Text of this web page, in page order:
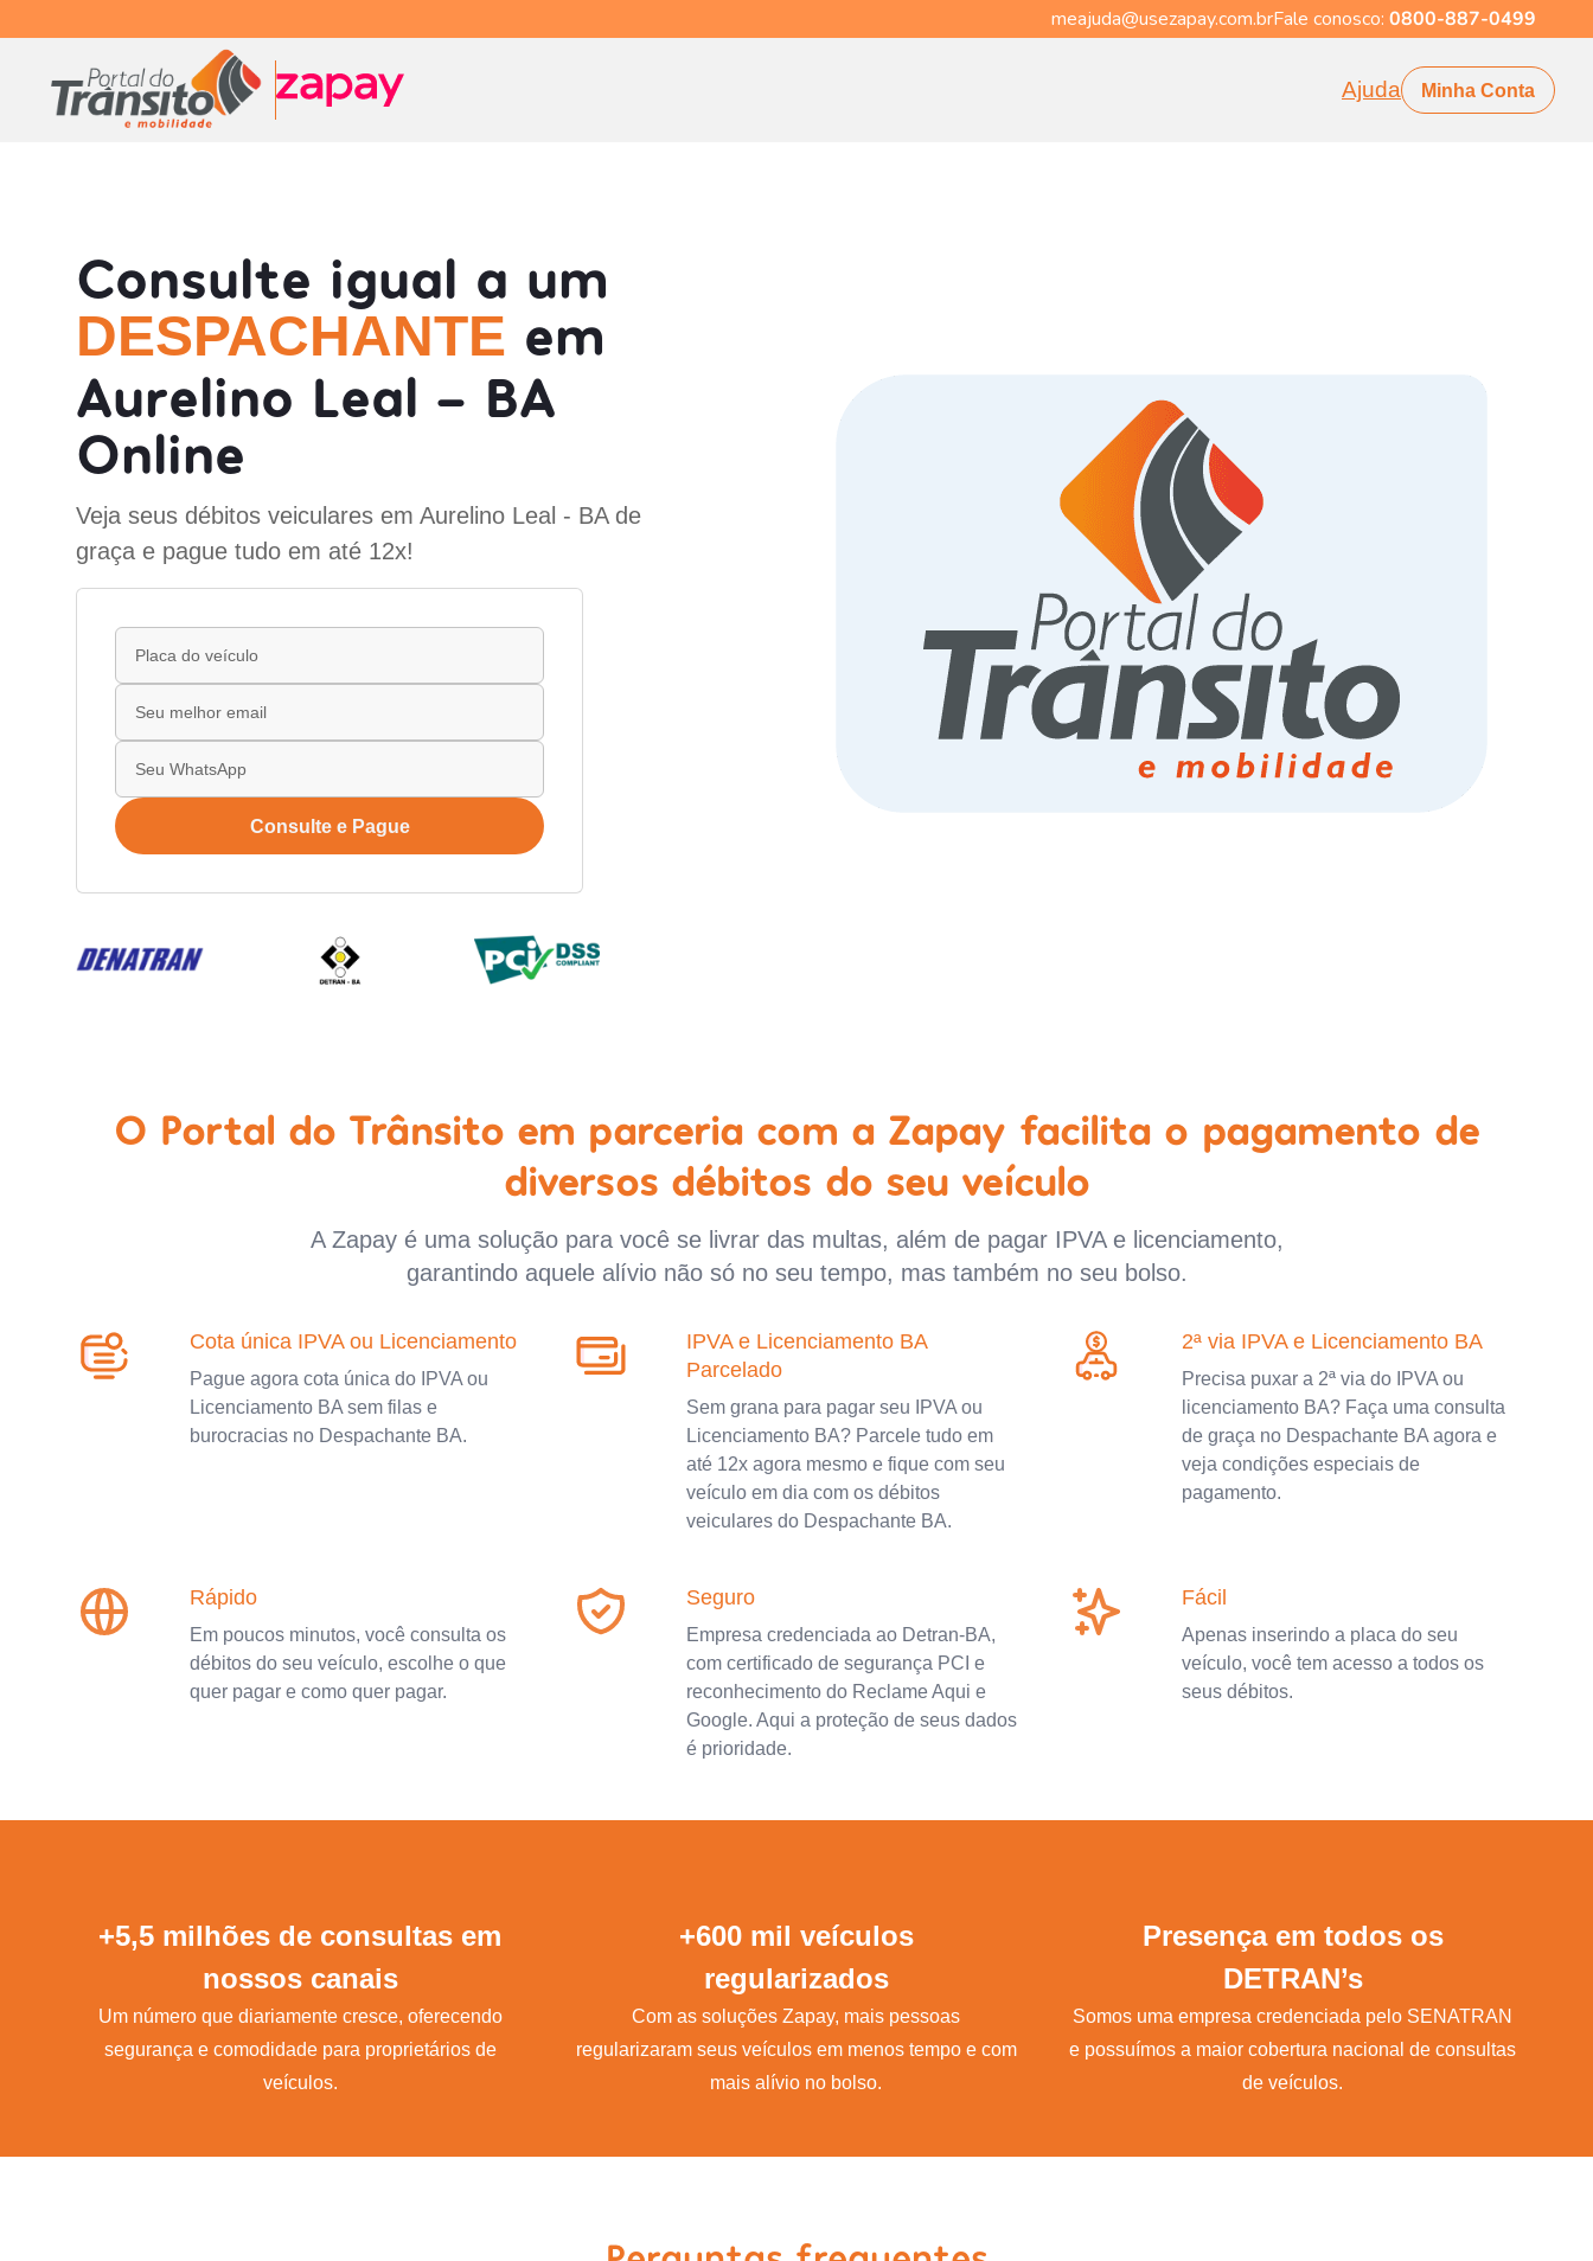
meajuda@usezapay.com.brFale conosco: 0800-887-0499
Ajuda Minha Conta
Consulte igual a um
DESPACHANTE em
Aurelino Leal - BA
Online
Veja seus débitos veiculares em Aurelino Leal - BA de
graça e pague tudo em até 12x!
Consulte e Pague
O Portal do Trânsito em parceria com a Zapay facilita o pagamento de
diversos débitos do seu veículo
A Zapay é uma solução para você se livrar das multas, além de pagar IPVA e licenciamento,
garantindo aquele alívio não só no seu tempo, mas também no seu bolso.
Cota única IPVA ou Licenciamento
Pague agora cota única do IPVA ou
Licenciamento BA sem filas e
burocracias no Despachante BA.
IPVA e Licenciamento BA
Parcelado
Sem grana para pagar seu IPVA ou
Licenciamento BA? Parcele tudo em
até 12x agora mesmo e fique com seu
veículo em dia com os débitos
veiculares do Despachante BA.
2ª via IPVA e Licenciamento BA
Precisa puxar a 2ª via do IPVA ou
licenciamento BA? Faça uma consulta
de graça no Despachante BA agora e
veja condições especiais de
pagamento.
Rápido
Em poucos minutos, você consulta os
débitos do seu veículo, escolhe o que
quer pagar e como quer pagar.
Seguro
Empresa credenciada ao Detran-BA,
com certificado de segurança PCI e
reconhecimento do Reclame Aqui e
Google. Aqui a proteção de seus dados
é prioridade.
Fácil
Apenas inserindo a placa do seu
veículo, você tem acesso a todos os
seus débitos.
+5,5 milhões de consultas em
nossos canais
Um número que diariamente cresce, oferecendo
segurança e comodidade para proprietários de
veículos.
+600 mil veículos
regularizados
Com as soluções Zapay, mais pessoas
regularizaram seus veículos em menos tempo e com
mais alívio no bolso.
Presença em todos os
DETRAN’s
Somos uma empresa credenciada pelo SENATRAN
e possuímos a maior cobertura nacional de consultas
de veículos.